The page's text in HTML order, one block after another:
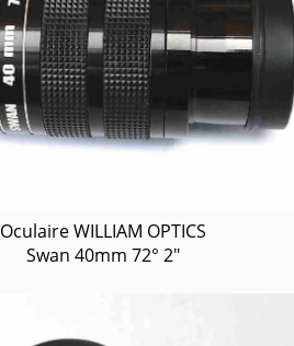
Oculaire WILLIAM OPTICS
Swan 40mm 72° 2"